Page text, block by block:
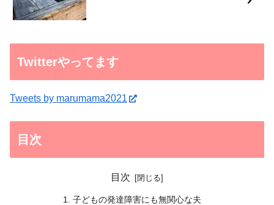
Twitterやってます
Tweets by marumama2021
目次
目次
子どもの発達障害にも無関心な夫